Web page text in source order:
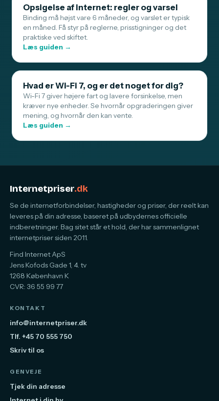
Opsigelse af internet: regler og varsel
Binding må højst vare 6 måneder, og varslet er typisk
en måned. Få styr på reglerne, prisstigninger og det
praktiske ved skiftet.
Læs guiden →
Hvad er Wi-Fi 7, og er det noget for dig?
Wi-Fi 7 giver højere fart og lavere forsinkelse, men
kræver nye enheder. Se hvornår opgraderingen giver
mening, og hvornår den kan vente.
Læs guiden →
Internetpriser.dk
Se de internetforbindelser, hastigheder og priser, der reelt kan
leveres på din adresse, baseret på udbydernes officielle
indberetninger. Bag sitet står et hold, der har sammenlignet
internetpriser siden 2011.
Find Internet ApS
Jens Kofods Gade 1, 4. tv
1268 København K
CVR: 36 55 99 77
KONTAKT
info@internetpriser.dk
Tlf. +45 70 555 750
Skriv til os
GENVEJE
Tjek din adresse